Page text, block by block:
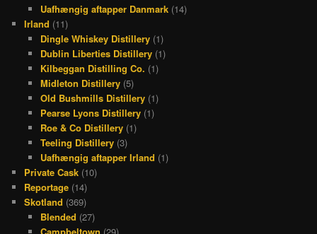
Uafhængig aftapper Danmark(14)
Irland (11)
Dingle Whiskey Distillery(1)
Dublin Liberties Distillery(1)
Kilbeggan Distilling Co. (1)
Midleton Distillery(5)
Old Bushmills Distillery(1)
Pearse Lyons Distillery(1)
Roe & Co Distillery(1)
Teeling Distillery(3)
Uafhængig aftapper Irland (1)
Private Cask (10)
Reportage (14)
Skotland (369)
Blended (27)